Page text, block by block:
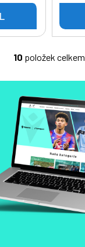
O
á
d
a
c
í
p
r
v
k
y
10 položek celkem